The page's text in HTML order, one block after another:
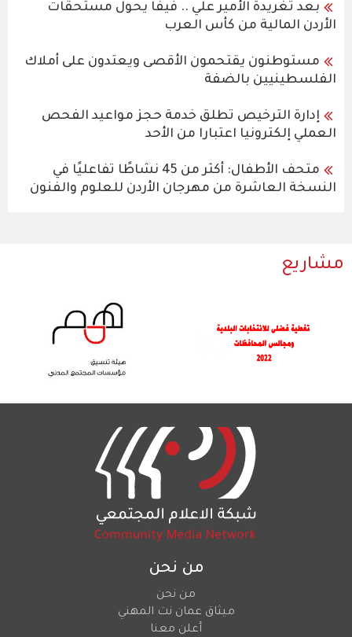
بعد تغريدة الأمير علي .. فيفا يحول مستحقات
الأردن المالية من كأس العرب
مستوطنون يقتحمون الأقصى ويعتدون على أملاك
الفلسطينيين بالضفة
إدارة الترخيص تطلق خدمة حجز مواعيد الفحص
العملي إلكترونيا اعتبارا من الأحد
متحف الأطفال: أكثر من 45 نشاطًا تفاعليًا في
النسخة العاشرة من مهرجان الأردن للعلوم والفنون
مشاريع
من نحن
من نحن
ميثاق عمان نت المهني
أعلن معنا